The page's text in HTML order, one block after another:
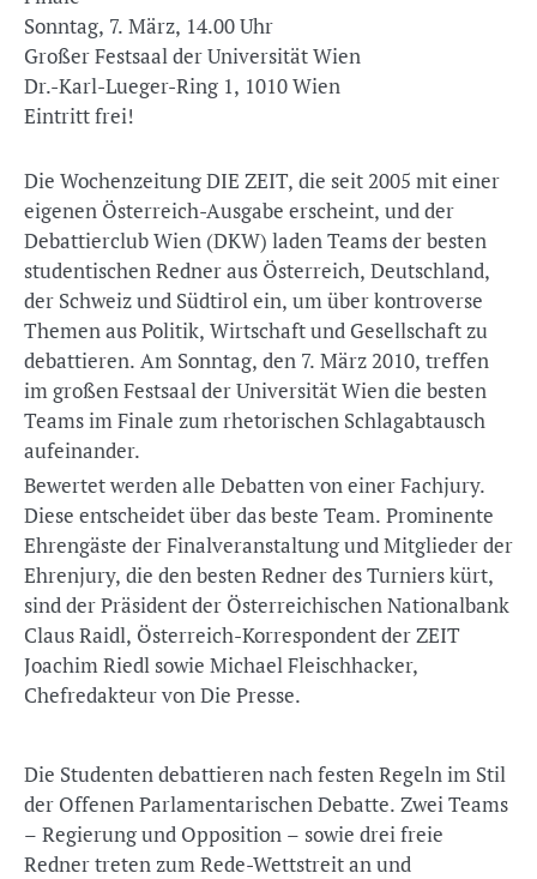
Sonntag, 7. März, 14.00 Uhr
Großer Festsaal der Universität Wien
Dr.-Karl-Lueger-Ring 1, 1010 Wien
Eintritt frei!
Die Wochenzeitung DIE ZEIT, die seit 2005 mit einer
eigenen Österreich-Ausgabe erscheint, und der
Debattierclub Wien (DKW) laden Teams der besten
studentischen Redner aus Österreich, Deutschland,
der Schweiz und Südtirol ein, um über kontroverse
Themen aus Politik, Wirtschaft und Gesellschaft zu
debattieren. Am Sonntag, den 7. März 2010, treffen
im großen Festsaal der Universität Wien die besten
Teams im Finale zum rhetorischen Schlagabtausch
aufeinander.
Bewertet werden alle Debatten von einer Fachjury.
Diese entscheidet über das beste Team. Prominente
Ehrengäste der Finalveranstaltung und Mitglieder der
Ehrenjury, die den besten Redner des Turniers kürt,
sind der Präsident der Österreichischen Nationalbank
Claus Raidl, Österreich-Korrespondent der ZEIT
Joachim Riedl sowie Michael Fleischhacker,
Chefredakteur von Die Presse.
Die Studenten debattieren nach festen Regeln im Stil
der Offenen Parlamentarischen Debatte. Zwei Teams
– Regierung und Opposition – sowie drei freie
Redner treten zum Rede-Wettstreit an und